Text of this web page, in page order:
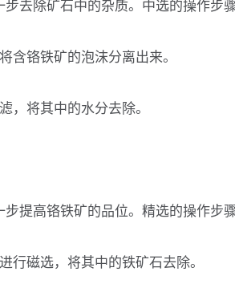
去除矿石中的杂质。中选的操作步骤
含铬铁矿的泡沫分离出来。
，将其中的水分去除。
提高铬铁矿的品位。精选的操作步骤
行磁选，将其中的铁矿石去除。